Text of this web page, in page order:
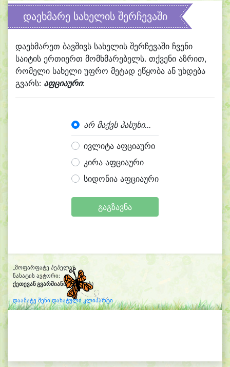
დაეხმარე სახელის შერჩევაში
დაეხმარეთ ბავშივს სახელის შერჩევაში ჩვენი
საიტის ერთიერთ მომხმარებელს. თქვენი აზრით,
რომელი სახელი უფრო მეტად ეწყობა ან უხდება
გვარს: აფციაური:
არ მაქვს პასუხი...
ივლიტა აფციაური
კირა აფციაური
სიდონია აფციაური
გაგზავნა
„მოფარფატე პეპელა“
ნახატის ავტორი:
ქეთევან გვარმიანი(11 წლის)
დაამატე შენი დახატული კლიპარტი